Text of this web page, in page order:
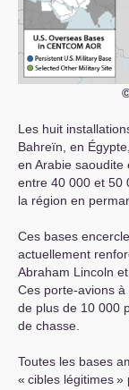
Les huit
Bahreïn, en
en Arabie saoudite
entre 40 000 et 50
la région en
Ces bases
actuellement
Abraham Lincoln et
Ces porte-avions
de plus de 10 000
de chasse.
Toutes les bases
« cibles légitimes»